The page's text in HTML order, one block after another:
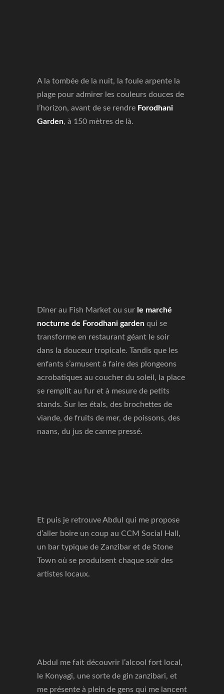
A la tombée de la nuit, la foule arpente la
plage pour admirer les couleurs douces de
l’horizon, avant de se rendre Forodhani
Garden, à 150 mètres de là.
Dîner au Fish Market ou sur le marché
nocturne de Forodhani garden qui se
transforme en restaurant géant le soir
dans la douceur tropicale. Tandis que les
enfants s’amusent à faire des plongeons
acrobatiques au coucher du soleil, la place
se remplit au fur et à mesure de petits
stands. Sur les étals, des brochettes de
viande, de fruits de mer, de poissons, des
naans, du jus de canne pressé.
Et puis je retrouve Abdul qui me propose
d’aller boire un coup au CCM Social Hall,
un bar typique de Zanzibar et de Stone
Town où se produisent chaque soir des
artistes locaux.
Abdul me fait découvrir l’alcool fort local,
le Konyagi, une sorte de gin zanzibari, et
me présente à plein de gens qui me lancent